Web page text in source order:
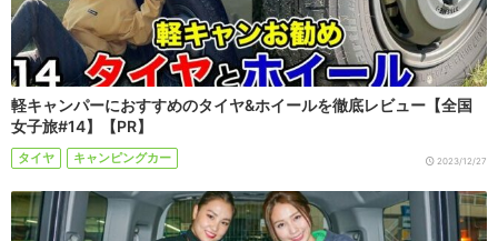
軽キャンパーにおすすめのタイヤ&ホイールを徹底レビュー【全国
女子旅#14】【PR】
タイヤ キャンピングカー 2023/12/27